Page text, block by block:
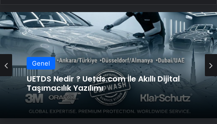
Genel
UETDS Nedir ? Uetds.com İle Akıllı Dijital
Taşımacılık Yazılımı
Genel